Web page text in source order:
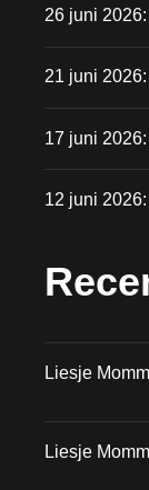
26 juni
21 juni
17 juni
12 juni
Liesje
Liesje